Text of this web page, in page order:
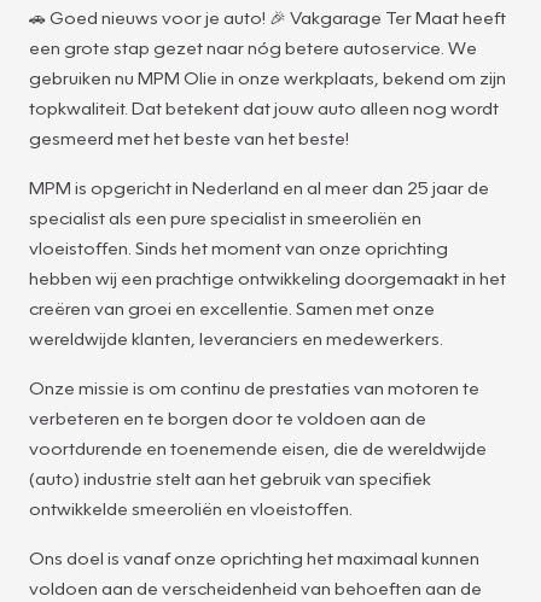
🚗 Goed nieuws voor je auto! 🎉 Vakgarage Ter Maat heeft
een grote stap gezet naar nóg betere autoservice. We
gebruiken nu MPM Olie in onze werkplaats, bekend om zijn
topkwaliteit. Dat betekent dat jouw auto alleen nog wordt
gesmeerd met het beste van het beste!
MPM is opgericht in Nederland en al meer dan 25 jaar de
specialist als een pure specialist in smeeroliën en
vloeistoffen. Sinds het moment van onze oprichting
hebben wij een prachtige ontwikkeling doorgemaakt in het
creëren van groei en excellentie. Samen met onze
wereldwijde klanten, leveranciers en medewerkers.
Onze missie is om continu de prestaties van motoren te
verbeteren en te borgen door te voldoen aan de
voortdurende en toenemende eisen, die de wereldwijde
(auto) industrie stelt aan het gebruik van specifiek
ontwikkelde smeeroliën en vloeistoffen.
Ons doel is vanaf onze oprichting het maximaal kunnen
voldoen aan de verscheidenheid van behoeften aan de